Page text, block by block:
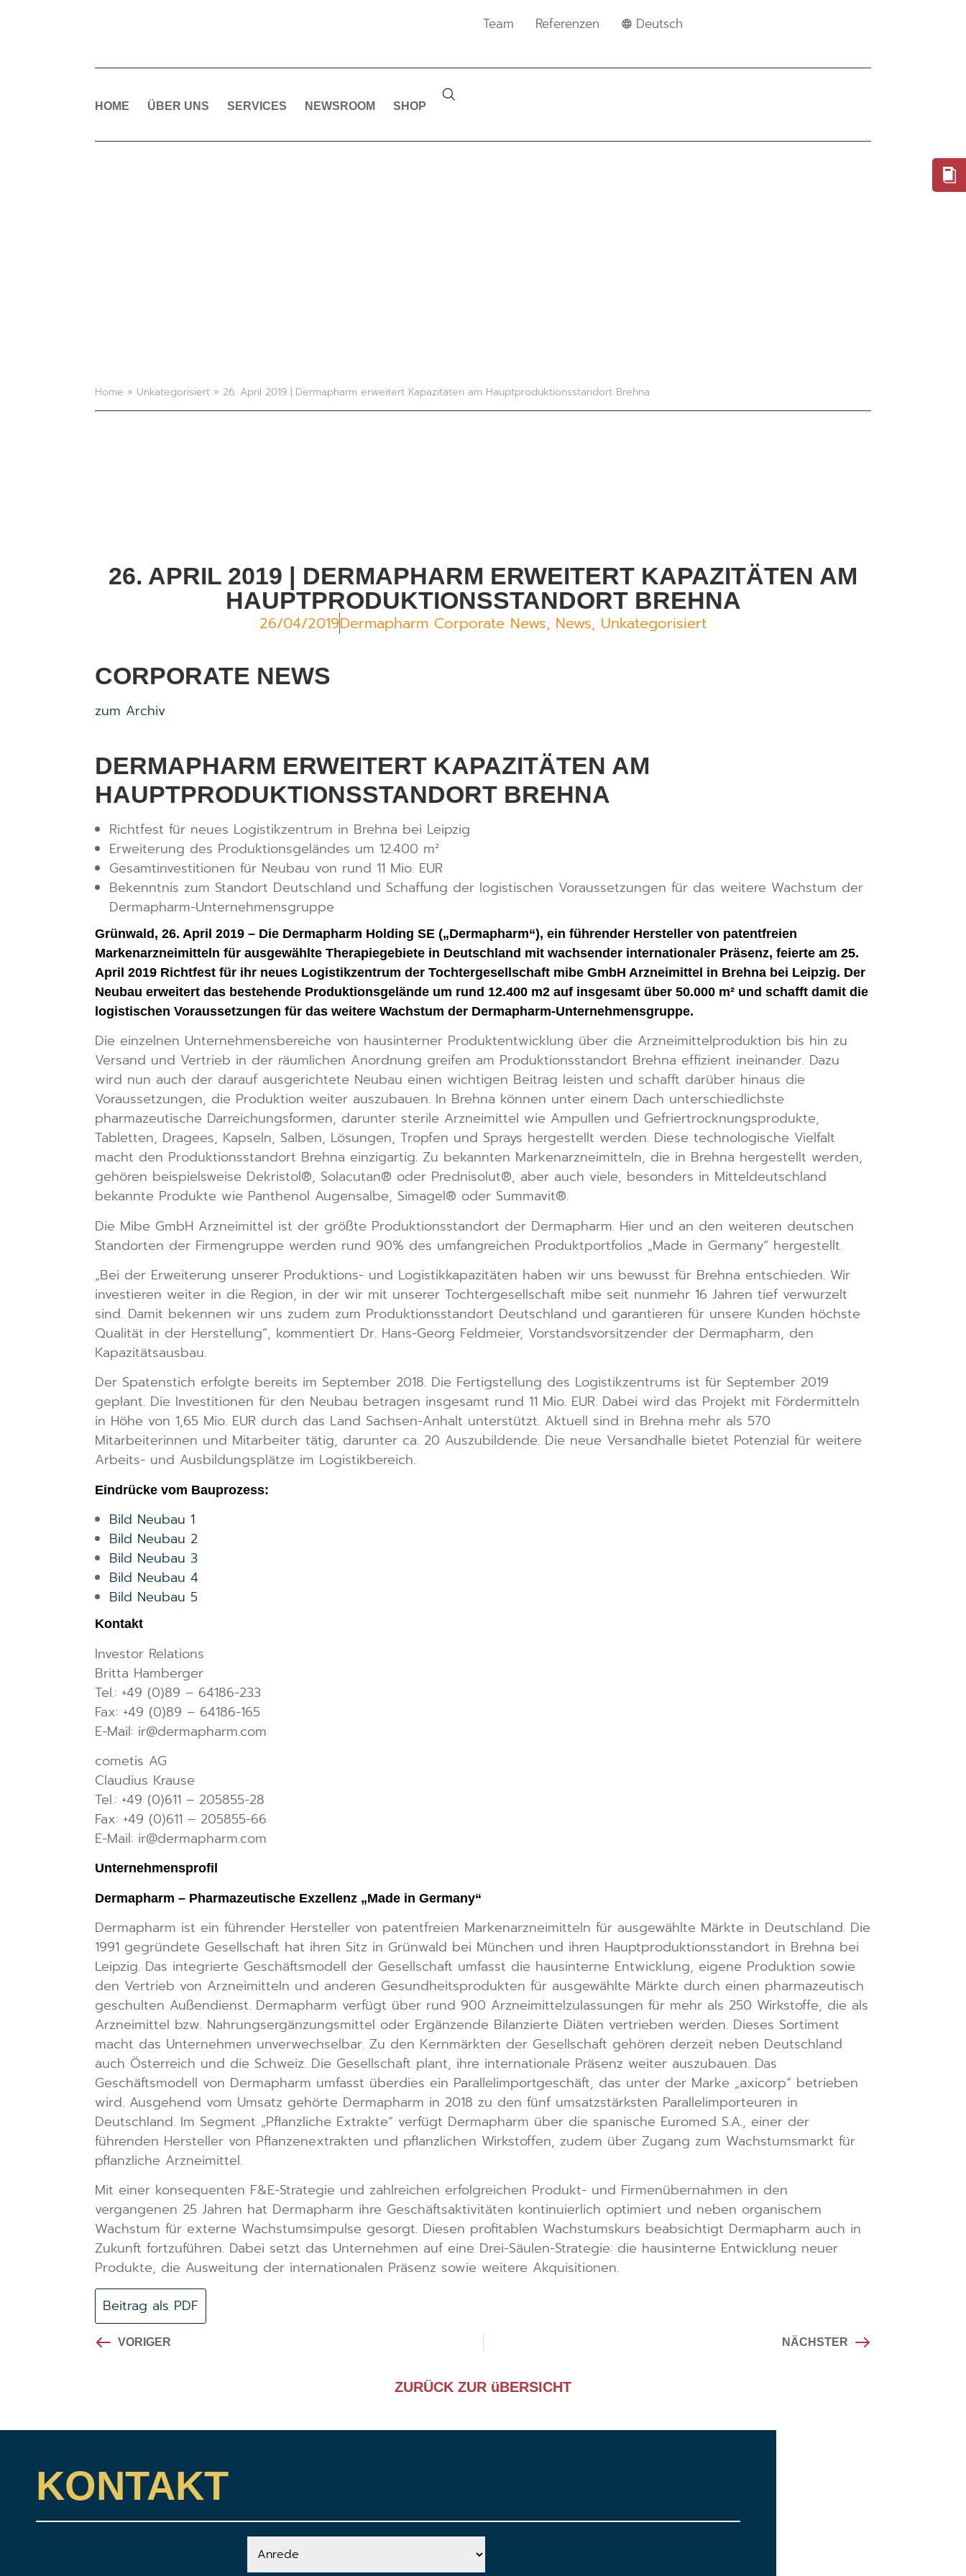
Team Referenzen Deutsch
HOME ÜBER UNS SERVICES NEWSROOM SHOP
Home » Unkategorisiert » 26. April 2019 | Dermapharm erweitert Kapazitäten am Hauptproduktionsstandort Brehna
26. APRIL 2019 | DERMAPHARM ERWEITERT KAPAZITÄTEN AM
HAUPTPRODUKTIONSSTANDORT BREHNA
26/04/2019Dermapharm Corporate News, News, Unkategorisiert
CORPORATE NEWS
zum Archiv
DERMAPHARM ERWEITERT KAPAZITÄTEN AM
HAUPTPRODUKTIONSSTANDORT BREHNA
Richtfest für neues Logistikzentrum in Brehna bei Leipzig
Erweiterung des Produktionsgeländes um 12.400 m²
Gesamtinvestitionen für Neubau von rund 11 Mio. EUR
Bekenntnis zum Standort Deutschland und Schaffung der logistischen Voraussetzungen für das weitere Wachstum der
Dermapharm-Unternehmensgruppe
Grünwald, 26. April 2019 – Die Dermapharm Holding SE („Dermapharm“), ein führender Hersteller von patentfreien
Markenarzneimitteln für ausgewählte Therapiegebiete in Deutschland mit wachsender internationaler Präsenz, feierte am 25.
April 2019 Richtfest für ihr neues Logistikzentrum der Tochtergesellschaft mibe GmbH Arzneimittel in Brehna bei Leipzig. Der
Neubau erweitert das bestehende Produktionsgelände um rund 12.400 m2 auf insgesamt über 50.000 m² und schafft damit die
logistischen Voraussetzungen für das weitere Wachstum der Dermapharm-Unternehmensgruppe.
Die einzelnen Unternehmensbereiche von hausinterner Produktentwicklung über die Arzneimittelproduktion bis hin zu
Versand und Vertrieb in der räumlichen Anordnung greifen am Produktionsstandort Brehna effizient ineinander. Dazu
wird nun auch der darauf ausgerichtete Neubau einen wichtigen Beitrag leisten und schafft darüber hinaus die
Voraussetzungen, die Produktion weiter auszubauen. In Brehna können unter einem Dach unterschiedlichste
pharmazeutische Darreichungsformen, darunter sterile Arzneimittel wie Ampullen und Gefriertrocknungsprodukte,
Tabletten, Dragees, Kapseln, Salben, Lösungen, Tropfen und Sprays hergestellt werden. Diese technologische Vielfalt
macht den Produktionsstandort Brehna einzigartig. Zu bekannten Markenarzneimitteln, die in Brehna hergestellt werden,
gehören beispielsweise Dekristol®, Solacutan® oder Prednisolut®, aber auch viele, besonders in Mitteldeutschland
bekannte Produkte wie Panthenol Augensalbe, Simagel® oder Summavit®.
Die Mibe GmbH Arzneimittel ist der größte Produktionsstandort der Dermapharm. Hier und an den weiteren deutschen
Standorten der Firmengruppe werden rund 90% des umfangreichen Produktportfolios „Made in Germany“ hergestellt.
„Bei der Erweiterung unserer Produktions- und Logistikkapazitäten haben wir uns bewusst für Brehna entschieden. Wir
investieren weiter in die Region, in der wir mit unserer Tochtergesellschaft mibe seit nunmehr 16 Jahren tief verwurzelt
sind. Damit bekennen wir uns zudem zum Produktionsstandort Deutschland und garantieren für unsere Kunden höchste
Qualität in der Herstellung“, kommentiert Dr. Hans-Georg Feldmeier, Vorstandsvorsitzender der Dermapharm, den
Kapazitätsausbau.
Der Spatenstich erfolgte bereits im September 2018. Die Fertigstellung des Logistikzentrums ist für September 2019
geplant. Die Investitionen für den Neubau betragen insgesamt rund 11 Mio. EUR. Dabei wird das Projekt mit Fördermitteln
in Höhe von 1,65 Mio. EUR durch das Land Sachsen-Anhalt unterstützt. Aktuell sind in Brehna mehr als 570
Mitarbeiterinnen und Mitarbeiter tätig, darunter ca. 20 Auszubildende. Die neue Versandhalle bietet Potenzial für weitere
Arbeits- und Ausbildungsplätze im Logistikbereich.
Eindrücke vom Bauprozess:
Bild Neubau 1
Bild Neubau 2
Bild Neubau 3
Bild Neubau 4
Bild Neubau 5
Kontakt
Investor Relations
Britta Hamberger
Tel.: +49 (0)89 – 64186-233
Fax: +49 (0)89 – 64186-165
E-Mail: ir@dermapharm.com
cometis AG
Claudius Krause
Tel.: +49 (0)611 – 205855-28
Fax: +49 (0)611 – 205855-66
E-Mail: ir@dermapharm.com
Unternehmensprofil
Dermapharm – Pharmazeutische Exzellenz „Made in Germany“
Dermapharm ist ein führender Hersteller von patentfreien Markenarzneimitteln für ausgewählte Märkte in Deutschland. Die
1991 gegründete Gesellschaft hat ihren Sitz in Grünwald bei München und ihren Hauptproduktionsstandort in Brehna bei
Leipzig. Das integrierte Geschäftsmodell der Gesellschaft umfasst die hausinterne Entwicklung, eigene Produktion sowie
den Vertrieb von Arzneimitteln und anderen Gesundheitsprodukten für ausgewählte Märkte durch einen pharmazeutisch
geschulten Außendienst. Dermapharm verfügt über rund 900 Arzneimittelzulassungen für mehr als 250 Wirkstoffe, die als
Arzneimittel bzw. Nahrungsergänzungsmittel oder Ergänzende Bilanzierte Diäten vertrieben werden. Dieses Sortiment
macht das Unternehmen unverwechselbar. Zu den Kernmärkten der Gesellschaft gehören derzeit neben Deutschland
auch Österreich und die Schweiz. Die Gesellschaft plant, ihre internationale Präsenz weiter auszubauen. Das
Geschäftsmodell von Dermapharm umfasst überdies ein Parallelimportgeschäft, das unter der Marke „axicorp“ betrieben
wird. Ausgehend vom Umsatz gehörte Dermapharm in 2018 zu den fünf umsatzstärksten Parallelimporteuren in
Deutschland. Im Segment „Pflanzliche Extrakte“ verfügt Dermapharm über die spanische Euromed S.A., einer der
führenden Hersteller von Pflanzenextrakten und pflanzlichen Wirkstoffen, zudem über Zugang zum Wachstumsmarkt für
pflanzliche Arzneimittel.
Mit einer konsequenten F&E-Strategie und zahlreichen erfolgreichen Produkt- und Firmenübernahmen in den
vergangenen 25 Jahren hat Dermapharm ihre Geschäftsaktivitäten kontinuierlich optimiert und neben organischem
Wachstum für externe Wachstumsimpulse gesorgt. Diesen profitablen Wachstumskurs beabsichtigt Dermapharm auch in
Zukunft fortzuführen. Dabei setzt das Unternehmen auf eine Drei-Säulen-Strategie: die hausinterne Entwicklung neuer
Produkte, die Ausweitung der internationalen Präsenz sowie weitere Akquisitionen.
Beitrag als PDF
VORIGER NÄCHSTER
ZURÜCK ZUR üBERSICHT
KONTAKT
Anrede